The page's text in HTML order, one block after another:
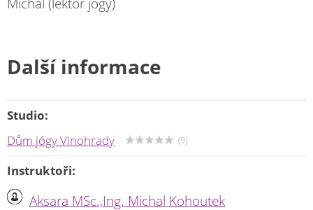
Další informace
Studio:
Dům jógy Vinohrady
(9)
Instruktoři:
Aksara MSc.,Ing. Michal Kohoutek